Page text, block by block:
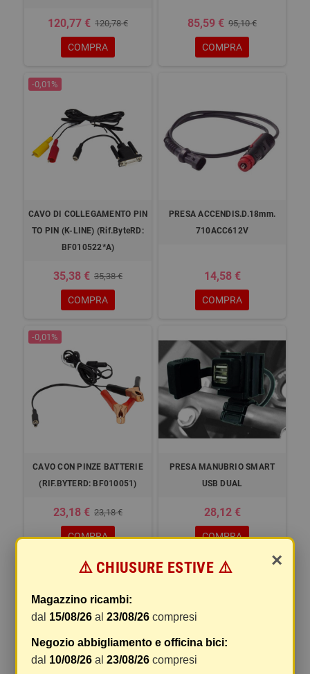
120,77 € 120,78 €
COMPRA
85,59 € 95,10 €
COMPRA
-0,01%
CAVO DI COLLEGAMENTO PIN
TO PIN (K-LINE) (Rif.ByteRD:
BF010522*A)
35,38 € 35,38 €
COMPRA
PRESA ACCENDIS.D.18mm.
710ACC612V
14,58 €
COMPRA
-0,01%
CAVO CON PINZE BATTERIE
(RIF.BYTERD: BF010051)
23,18 € 23,18 €
COMPRA
PRESA MANUBRIO SMART
USB DUAL
28,12 €
COMPRA
-5%
×
⚠️ CHIUSURE ESTIVE ⚠️
Magazzino ricambi:
dal 15/08/26 al23/08/26 compresi
Negozio abbigliamento e officina bici:
dal 10/08/26 al23/08/26 compresi